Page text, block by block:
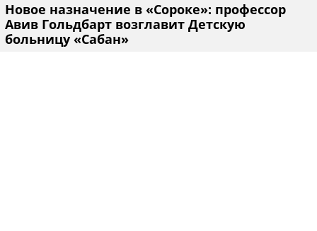
Новое назначение в «Сороке»: профессор
Авив Гольдбарт возглавит Детскую
больницу «Сабан»